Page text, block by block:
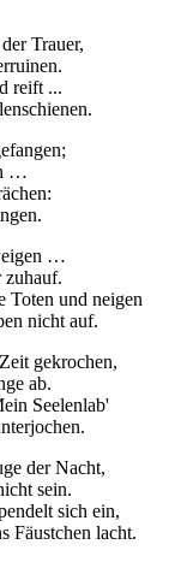
Trauer,
reift ...
…
…
zuhauf.
Toten und neigen
nicht auf.
gekrochen,
ab.
Seelenlab'
der Nacht,
sein.
sich ein,
Fäustchen lacht.